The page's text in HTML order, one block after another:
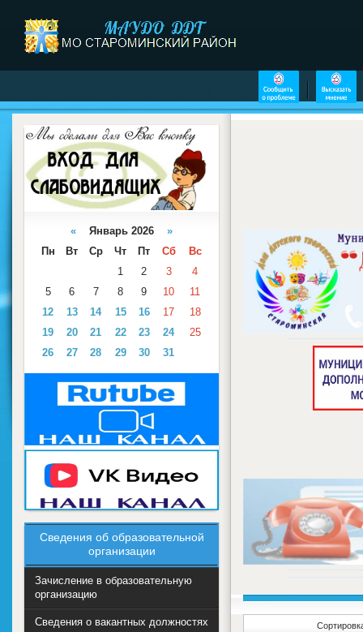
« Январь 2026 »
Пн
Вт Ср Чт Пт Сб
Вс
1
2 3
4
5
6 7 8 9 10
11
12
13 14 15 16 17
18
19
20 21 22 23 24
25
26
27 28 29 30 31
Сведения об образовательной
организации
Зачисление в образовательную
организацию
Сведения о вакантных должностях